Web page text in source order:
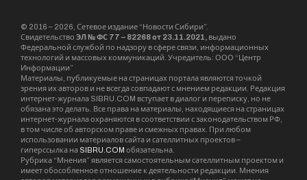
© 2016 – 2026, Сетевое издание “Новости Сибири”.
Свидетельство ЭЛ № ФС 77 – 82268 от 23.11.2021, выдано
Федеральной службой по надзору в сфере связи, информационных
технологий и массовых коммуникаций. Учредитель: ООО “Центр
Информации”
Материалы, публикуемые на страницах портала являются точкой
зрения их авторов и не всегда совпадают с мнением редакции. Редакция
интернет-журнала SIBRU.COM вступает в диалог и переписку, но не
обязана это делать. Все права на материалы, находящиеся на страницах
интернет-журнала охраняются в соответствии с законодательством РФ,
в том числе об авторском праве и смежных правах. При любом
использовании материалов сайта и сателлитных проектов –
гиперссылка на SIBRU.COM обязательна.
Рубрика “Мнения” является самостоятельным сателлитным проектом и
имеет обособленное отношение к деятельности редакции. Мнения